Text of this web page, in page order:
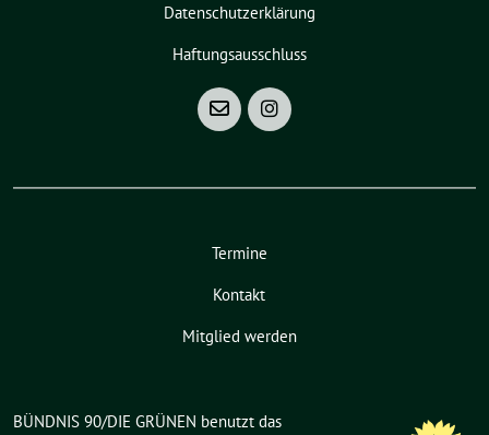
Datenschutzerklärung
Haftungsausschluss
Termine
Kontakt
Mitglied werden
BÜNDNIS 90/DIE GRÜNEN benutzt das